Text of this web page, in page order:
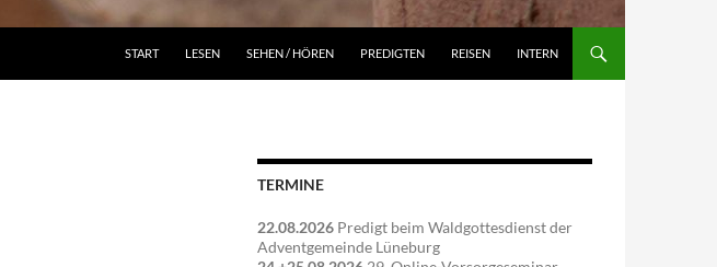
START
LESEN SEHEN / HÖREN PREDIGTEN REISEN INTERN
TERMINE
22.08.2026 Predigt beim Waldgottesdienst der
Adventgemeinde Lüneburg